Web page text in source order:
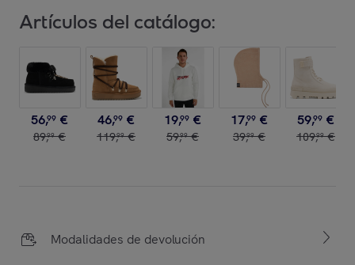
Artículos del catálogo:
56,99 €
89,99 €
46,99 €
119,99 €
19,99 €
59,99 €
17,99 €
39,99 €
59,99 €
109,99 €
Modalidades de devolución